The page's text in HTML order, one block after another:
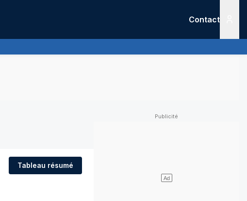
Contact
Tableau résumé